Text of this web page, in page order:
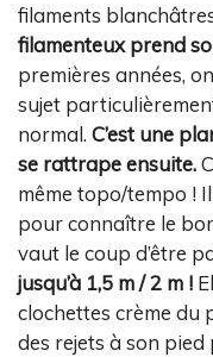
filaments
filamenteux prend
premières années,
sujet
normal. C’est une
se rattrape ensuite.
même topo/tempo !
pour connaître le
vaut le coup d’être
jusqu’à 1,5 m / 2 m !
clochettes crème du
des rejets à son